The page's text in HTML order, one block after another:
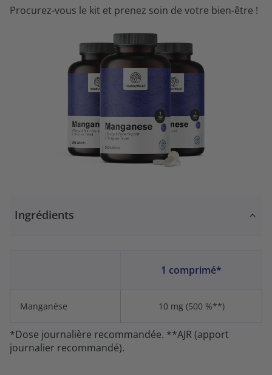
Procurez-vous le kit et prenez soin de votre bien-être !
Ingrédients
1 comprimé*
Manganèse 10 mg (500 %**)
*Dose journalière recommandée. **AJR (apport
journalier recommandé).